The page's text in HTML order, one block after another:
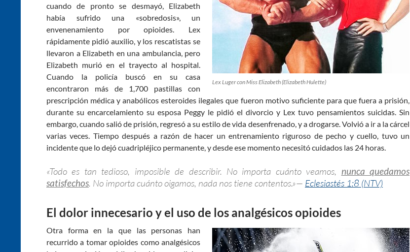
Lex Luger con Miss Elizabeth (Elizabeth Hulette)
cuando de pronto se desmayó, Elizabeth
había sufrido una «sobredosis», un
envenenamiento por opioides. Lex
rápidamente pidió auxilio, y los rescatistas se
llevaron a Elizabeth en una ambulancia, pero
Elizabeth murió en el trayecto al hospital.
Cuando la policía buscó en su casa
encontraron más de 1,700 pastillas con
prescripción médica y anabólicos esteroides ilegales que fueron motivo suficiente para que fuera a prisión,
durante su encarcelamiento su esposa Peggy le pidió el divorcio y Lex tuvo pensamientos suicidas. Sin
embargo, cuando salió de prisión, regresó a su estilo de vida desenfrenado, y a drogarse. Volvió a ir a la cárcel
varias veces. Tiempo después a razón de hacer un entrenamiento riguroso de pecho y cuello, tuvo un
incidente que lo dejó cuadripléjico permanente, y desde ese momento necesitó cuidados las 24 horas.
«Todo es tan tedioso, imposible de describir. No importa cuánto veamos, nunca quedamos
satisfechos. No importa cuánto oigamos, nada nos tiene contentos.»— Eclesiastés 1:8 (NTV)
El dolor innecesario y el uso de los analgésicos opioides
Otra forma en la que las personas han
recurrido a tomar opioides como analgésicos